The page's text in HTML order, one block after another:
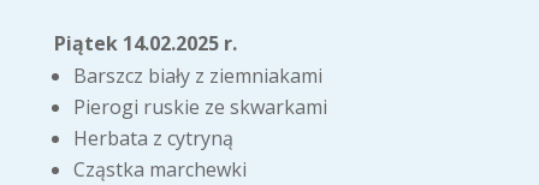
Piątek 14.02.2025 r.
Barszcz biały z ziemniakami
Pierogi ruskie ze skwarkami
Herbata z cytryną
Cząstka marchewki